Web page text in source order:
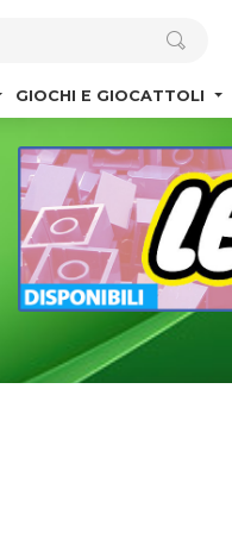
GIOCHI E GIOCATTOLI